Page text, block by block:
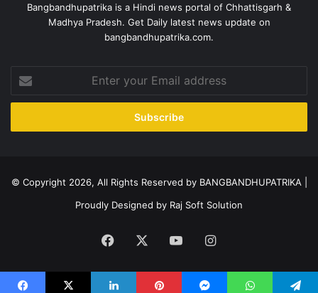
Bangbandhupatrika is a Hindi news portal of Chhattisgarh &
Madhya Pradesh. Get Daily latest news update on
bangbandhupatrika.com.
your
Email
© Copyright 2026, All Rights Reserved by BANGBANDHUPATRIKA |
Proudly Designed by Raj Soft Solution
Facebook YouTubeInstagram